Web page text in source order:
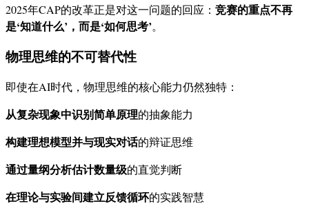
2025年CAP的改革正是对这一问题的回应： 竞赛的重点不再
是‘知道什么’，而是‘如何思考’。
物理思维的不可替代性
即使在AI时代，物理思维的核心能力仍然独特：
从复杂现象中识别简单原理的抽象能力
构建理想模型并与现实对话的辩证思维
通过量纲分析估计数量级的直觉判断
在理论与实验间建立反馈循环的实践智慧